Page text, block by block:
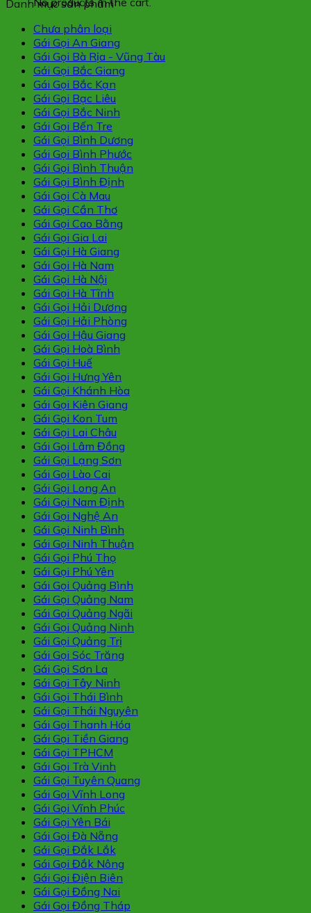
Danh mục sản phẩm
Chưa phân loại
Gái Gọi An Giang
Gái Gọi Bà Rịa - Vũng Tàu
Gái Gọi Bắc Giang
Gái Gọi Bắc Kạn
Gái Gọi Bạc Liêu
Gái Gọi Bắc Ninh
Gái Gọi Bến Tre
Gái Gọi Bình Dương
Gái Gọi Bình Phước
Gái Gọi Bình Thuận
Gái Gọi Bình Định
Gái Gọi Cà Mau
Gái Gọi Cần Thơ
Gái Gọi Cao Bằng
Gái Gọi Gia Lai
Gái Gọi Hà Giang
Gái Gọi Hà Nam
Gái Gọi Hà Nội
Gái Gọi Hà Tĩnh
Gái Gọi Hải Dương
Gái Gọi Hải Phòng
Gái Gọi Hậu Giang
Gái Gọi Hoà Bình
Gái Gọi Huế
Gái Gọi Hưng Yên
Gái Gọi Khánh Hòa
Gái Gọi Kiên Giang
Gái Gọi Kon Tum
Gái Gọi Lai Châu
Gái Gọi Lâm Đồng
Gái Gọi Lạng Sơn
Gái Gọi Lào Cai
Gái Gọi Long An
Gái Gọi Nam Định
Gái Gọi Nghệ An
Gái Gọi Ninh Bình
Gái Gọi Ninh Thuận
Gái Gọi Phú Thọ
Gái Gọi Phú Yên
Gái Gọi Quảng Bình
Gái Gọi Quảng Nam
Gái Gọi Quảng Ngãi
Gái Gọi Quảng Ninh
Gái Gọi Quảng Trị
Gái Gọi Sóc Trăng
Gái Gọi Sơn La
Gái Gọi Tây Ninh
Gái Gọi Thái Bình
Gái Gọi Thái Nguyên
Gái Gọi Thanh Hóa
Gái Gọi Tiền Giang
Gái Gọi TPHCM
Gái Gọi Trà Vinh
Gái Gọi Tuyên Quang
Gái Gọi Vĩnh Long
Gái Gọi Vĩnh Phúc
Gái Gọi Yên Bái
Gái Gọi Đà Nẵng
Gái Gọi Đắk Lắk
Gái Gọi Đắk Nông
Gái Gọi Điện Biên
Gái Gọi Đồng Nai
Gái Gọi Đồng Tháp